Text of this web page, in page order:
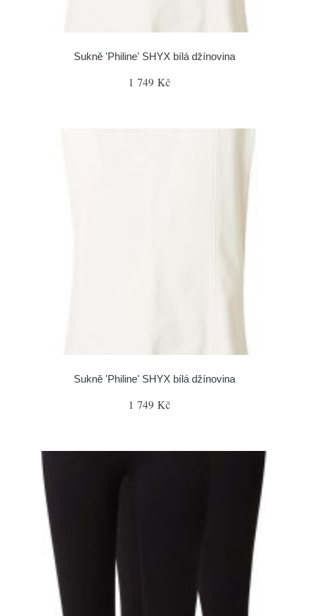
Sukně 'Philine' SHYX bílá džínovina
1 749 Kč
Sukně 'Philine' SHYX bílá džínovina
1 749 Kč